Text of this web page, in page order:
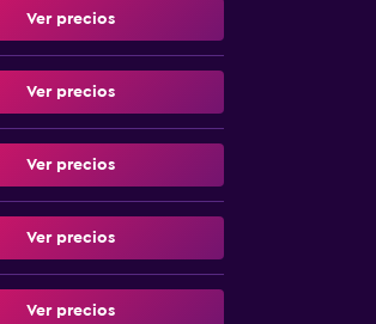
Ver precios
Ver precios
Ver precios
Ver precios
Ver precios